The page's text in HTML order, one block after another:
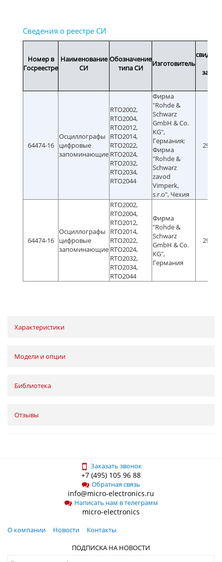
Номер в
Госреестре
Наименование
СИ
Обозначение
типа СИ
Изготовитель
64474-16
Осциллографы
цифровые
запоминающие
RTO2002,
RTO2004,
RTO2012,
RTO2014,
RTO2022,
RTO2024,
RTO2032,
RTO2034,
RTO2044
Фирма
"Rohde &
Schwarz
GmbH & Co.
KG",
Германия;
Фирма
"Rohde &
Schwarz
zavod
Vimperk,
s.r.o", Чехия
64474-16
Осциллографы
цифровые
запоминающие
RTO2002,
RTO2004,
RTO2012,
RTO2014,
RTO2022,
RTO2024,
RTO2032,
RTO2034,
RTO2044
Фирма
"Rohde &
Schwarz
GmbH & Co.
KG",
Германия
Характеристики
Модели и опции
Библиотека
Отзывы
Заказать звонок
+7 (495) 105 96 88
Обратная связь
info@micro-electronics.ru
Написать нам в телеграмм
micro-electronics
О компании Новости
Контакты
ПОДПИСКА НА НОВОСТИ